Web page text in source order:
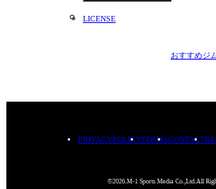
LICENSE
おすすめジ
PRIVACYPOLICYTERMSCONTACT
©2026.M-1 Sports Media Co.,Ltd.All